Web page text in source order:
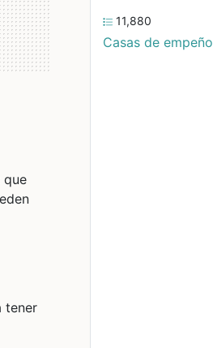
que
tener
11,880
Casas de empeño